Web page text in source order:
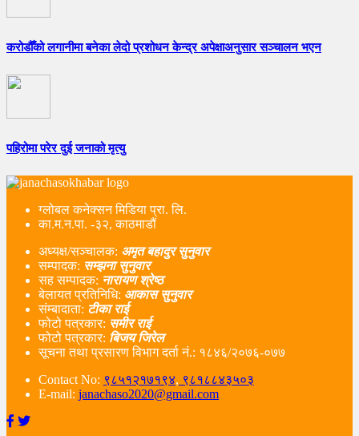
करोडौँको लगानीमा बनेका लेदो प्रशोधन केन्द्र अपेक्षाअनुसार सञ्चालन भएन
पहिरोमा परेर दुई जनाको मृत्यु
ग्लोबल कनेक्सन मिडिया प्रा. लि.
का.म.न.पा. -३२, काठमाडौं
अध्यक्ष/सञ्चालक: अमृत बहादुर सुनुवार
सम्पादक: सम्झना सुनुवार
सह सम्पादक: नारायण श्रेष्ठ
बेलायत प्रतिनिधि: आकास सुनुवार
संम्बादाता: टीका राई
फोटो पत्रकार: समीर राई
फोटो पत्रकार: बिजय जिरेल
सूचना तथा प्रसारण विभाग दर्ता नं‌.: १८४६/२०७६-०७७
Contact No: ९८५१२१७१९४, ९८१८८४३५०३
E-mail: janachaso2020@gmail.com